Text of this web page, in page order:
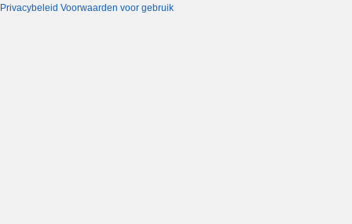
Privacybeleid Voorwaarden voor gebruik